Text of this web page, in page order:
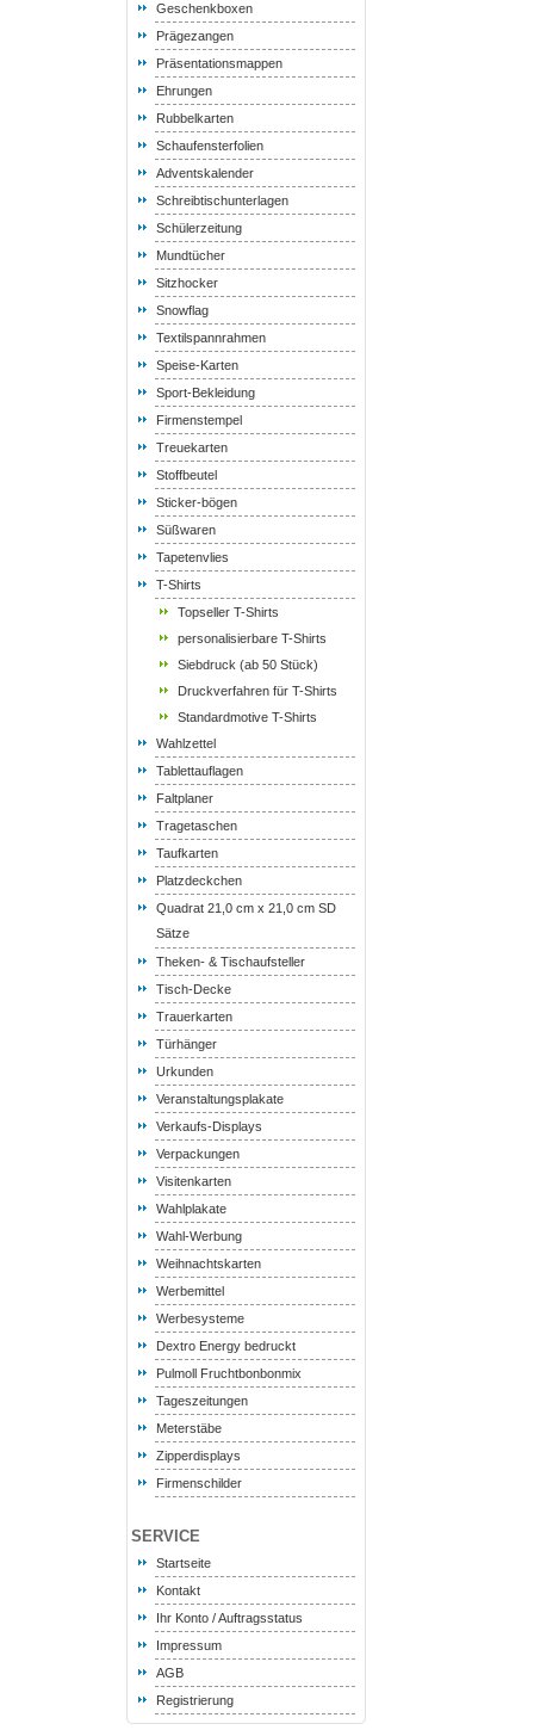
Geschenkboxen
Prägezangen
Präsentationsmappen
Ehrungen
Rubbelkarten
Schaufensterfolien
Adventskalender
Schreibtischunterlagen
Schülerzeitung
Mundtücher
Sitzhocker
Snowflag
Textilspannrahmen
Speise-Karten
Sport-Bekleidung
Firmenstempel
Treuekarten
Stoffbeutel
Sticker-bögen
Süßwaren
Tapetenvlies
T-Shirts
Topseller T-Shirts
personalisierbare T-Shirts
Siebdruck (ab 50 Stück)
Druckverfahren für T-Shirts
Standardmotive T-Shirts
Wahlzettel
Tablettauflagen
Faltplaner
Tragetaschen
Taufkarten
Platzdeckchen
Quadrat 21,0 cm x 21,0 cm SD
Sätze
Theken- & Tischaufsteller
Tisch-Decke
Trauerkarten
Türhänger
Urkunden
Veranstaltungsplakate
Verkaufs-Displays
Verpackungen
Visitenkarten
Wahlplakate
Wahl-Werbung
Weihnachtskarten
Werbemittel
Werbesysteme
Dextro Energy bedruckt
Pulmoll Fruchtbonbonmix
Tageszeitungen
Meterstäbe
Zipperdisplays
Firmenschilder
SERVICE
Startseite
Kontakt
Ihr Konto / Auftragsstatus
Impressum
AGB
Registrierung